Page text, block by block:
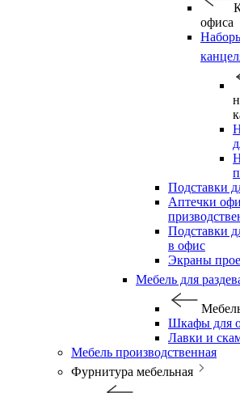
офиса
Подставки
Аптечки
Подставки
в офис
Экраны
Мебель для
Шкафы для
Лавки и
Мебель производственная
Фурнитура мебельная